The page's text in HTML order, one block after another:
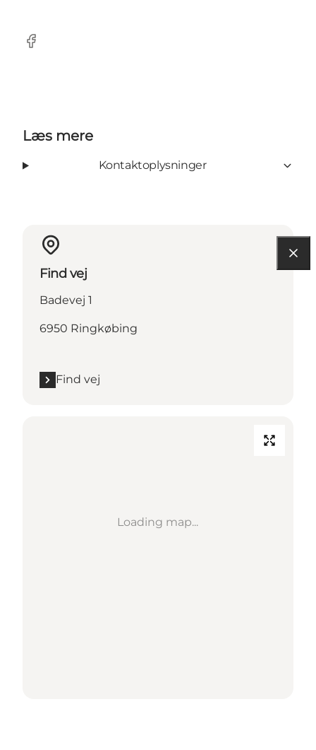
Facebook
Læs mere
Kontaktoplysninger
Find vej
Badevej 1
6950 Ringkøbing
Find vej
Loading map...